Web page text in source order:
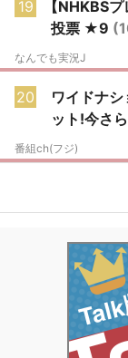
19
【NHKBS
投票 ★9
なんでも実況J
20
ワイドナ
ット!今さ
番組ch(フジ)